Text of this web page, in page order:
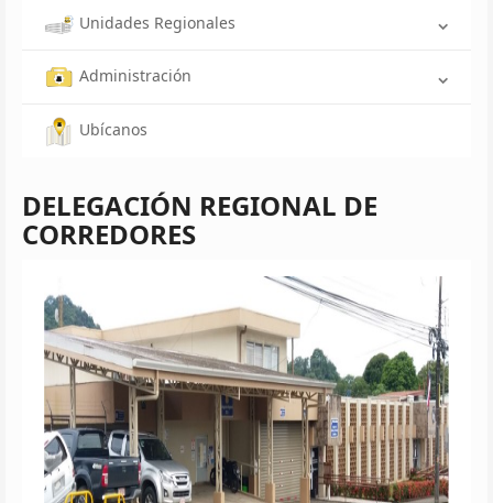
Unidades Regionales
Administración
Ubícanos
DELEGACIÓN REGIONAL DE
CORREDORES